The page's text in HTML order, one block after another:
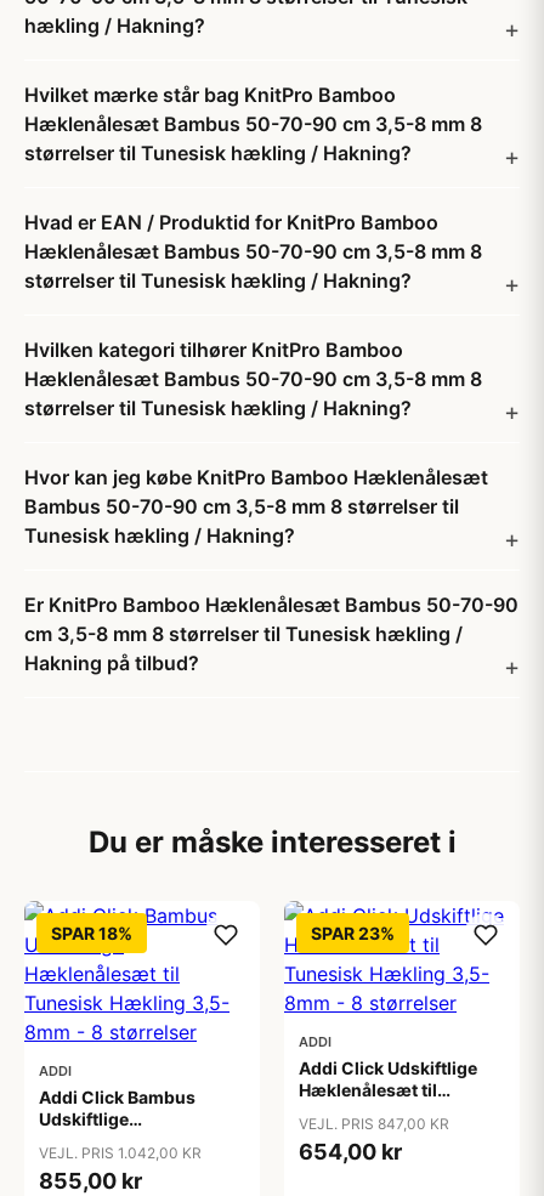
hækling / Hakning?
Hvilket mærke står bag KnitPro Bamboo
Hæklenålesæt Bambus 50-70-90 cm 3,5-8 mm 8
størrelser til Tunesisk hækling / Hakning?
Hvad er EAN / Produktid for KnitPro Bamboo
Hæklenålesæt Bambus 50-70-90 cm 3,5-8 mm 8
størrelser til Tunesisk hækling / Hakning?
Hvilken kategori tilhører KnitPro Bamboo
Hæklenålesæt Bambus 50-70-90 cm 3,5-8 mm 8
størrelser til Tunesisk hækling / Hakning?
Hvor kan jeg købe KnitPro Bamboo Hæklenålesæt
Bambus 50-70-90 cm 3,5-8 mm 8 størrelser til
Tunesisk hækling / Hakning?
Er KnitPro Bamboo Hæklenålesæt Bambus 50-70-90
cm 3,5-8 mm 8 størrelser til Tunesisk hækling /
Hakning på tilbud?
Du er måske interesseret i
SPAR 18%
ADDI
Addi Click Bambus
Udskiftlige
Tunesisk Hækling 3,5-
8mm - 8 størrelser
VEJL. PRIS 1.042,00 KR
855,00 kr
SPAR 23%
ADDI
Addi Click Udskiftlige
Hæklenålesæt til
8mm - 8 størrelser
VEJL. PRIS 847,00 KR
654,00 kr